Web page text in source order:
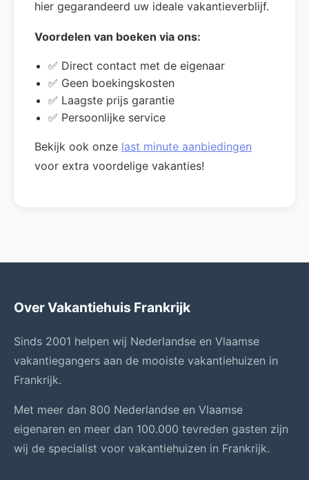
hier gegarandeerd uw ideale vakantieverblijf.
Voordelen van boeken via ons:
✅ Direct contact met de eigenaar
✅ Geen boekingskosten
✅ Laagste prijs garantie
✅ Persoonlijke service
Bekijk ook onze last minute aanbiedingen
voor extra voordelige vakanties!
Over Vakantiehuis Frankrijk
Sinds 2001 helpen wij Nederlandse en Vlaamse
vakantiegangers aan de mooiste vakantiehuizen in
Frankrijk.
Met meer dan 800 Nederlandse en Vlaamse
eigenaren en meer dan 100.000 tevreden gasten zijn
wij de specialist voor vakantiehuizen in Frankrijk.